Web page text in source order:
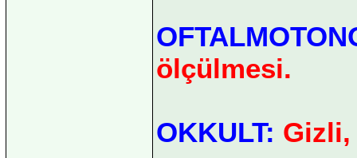
ölçülmesi.
OKKULT: Gizli,